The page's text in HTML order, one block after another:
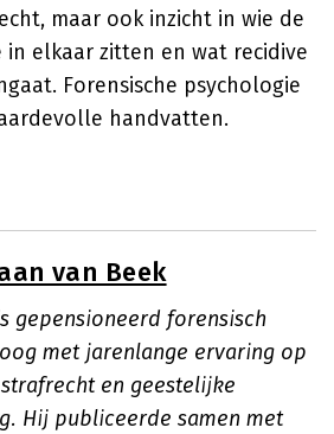
maar ook inzicht in wie de
in elkaar zitten en wat recidive
Forensische psychologie
handvatten.
van Beek
gepensioneerd forensisch
met jarenlange ervaring op
en geestelijke
Hij publiceerde samen met